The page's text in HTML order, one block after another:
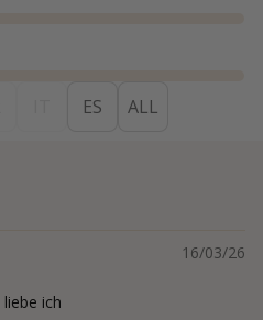
ES ALL
16/03/26
ich